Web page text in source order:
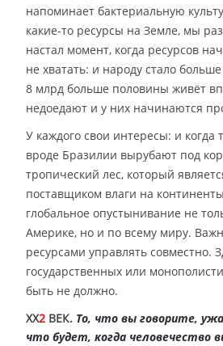
напоминает бактериальную
какие-то ресурсы на Земле, мы
настал момент, когда ресурсов
не хватать: и народу стало
8 млрд больше половины живёт
недоедают и у них начинаются
У каждого свои интересы: и когда
вроде Бразилии вырубают под
тропический лес, который
поставщиком влаги на
глобальное опустынивание не
Америке, но и по всему миру.
ресурсами управлять совместно.
государственных или
быть не должно.
XX2 ВЕК. То, что вы говорите,
что будет, когда